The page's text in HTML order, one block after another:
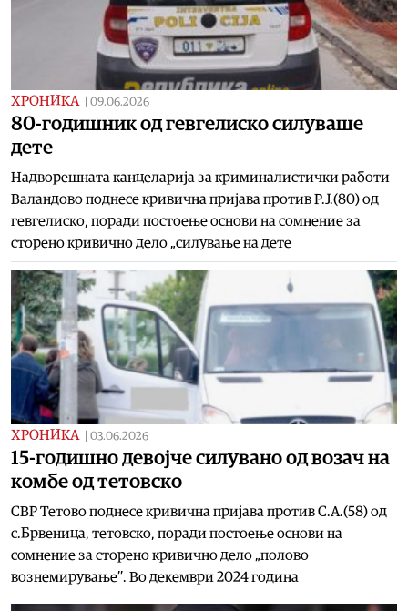
ХРОНИКА 09.06.2026
80-годишник од гевгелиско силуваше
дете
Надворешната канцеларија за криминалистички работи
Валандово поднесе кривична пријава против Р.Ј.(80) од
гевгелиско, поради постоење основи на сомнение за
сторено кривично дело „силување на дете
ХРОНИКА 03.06.2026
15-годишно девојче силувано од возач на
комбе од тетовско
СВР Тетово поднесе кривична пријава против С.А.(58) од
с.Брвеница, тетовско, поради постоење основи на
сомнение за сторено кривично дело „полово
вознемирување’’. Во декември 2024 година